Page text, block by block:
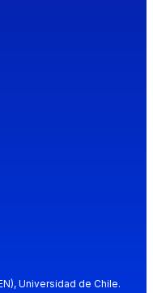
Universidad de Chile.